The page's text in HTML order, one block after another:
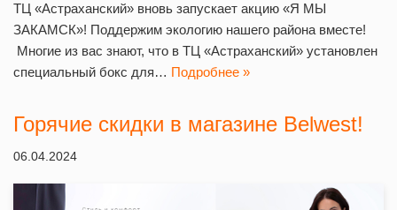
ТЦ «Астраханский» вновь запускает акцию «Я МЫ
ЗАКАМСК»! Поддержим экологию нашего района вместе!
Многие из вас знают, что в ТЦ «Астраханский» установлен
специальный бокс для… Подробнее »
Горячие скидки в магазине Belwest!
06.04.2024